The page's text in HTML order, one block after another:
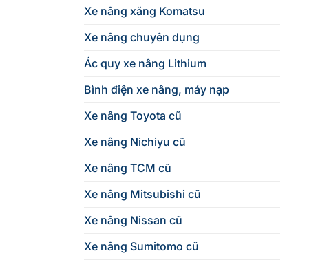
Xe nâng xăng Komatsu
Xe nâng chuyên dụng
Ác quy xe nâng Lithium
Bình điện xe nâng, máy nạp
Xe nâng Toyota cũ
Xe nâng Nichiyu cũ
Xe nâng TCM cũ
Xe nâng Mitsubishi cũ
Xe nâng Nissan cũ
Xe nâng Sumitomo cũ